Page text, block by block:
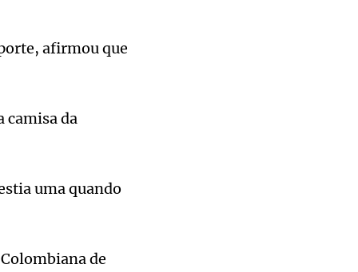
afirmou que
camisa da
uma quando
de